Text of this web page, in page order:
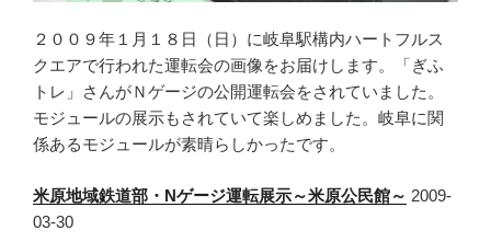
２００９年１月１８日（日）に岐阜駅構内ハートフルス
クエアで行われた運転会の画像をお届けします。「ぎふ
トレ」さんがＮゲージの公開運転会をされていました。
モジュールの展示もされていて楽しめました。岐阜に関
係あるモジュールが素晴らしかったです。
米原地域鉄道部・Nゲージ運転展示～米原公民館～ 2009-
03-30